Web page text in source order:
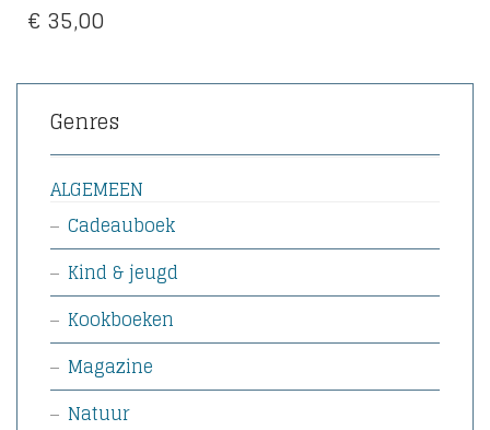
€ 35,00
Genres
ALGEMEEN
Cadeauboek
Kind & jeugd
Kookboeken
Magazine
Natuur